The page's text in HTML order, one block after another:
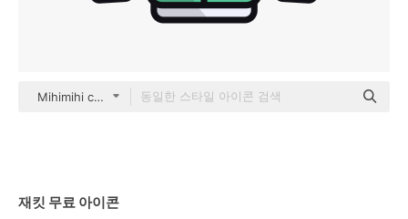
Mihimihi color lineal-color
재킷 무료 아이콘